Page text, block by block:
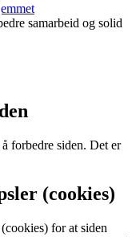
samarbeid og solid
forbedre siden. Det er
(cookies)
for at siden